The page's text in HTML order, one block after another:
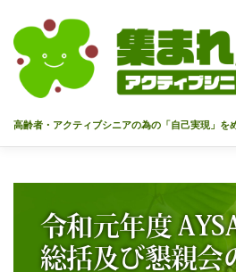
高齢者・アクティブシニアの為の「自己実現」を
HOME 代表あいさつ 私達につい
メンバー 情報を募集中！ お問合
令和元年度
総括及び懇親会